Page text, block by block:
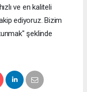
ve en kaliteli
ediyoruz. Bizim
şeklinde